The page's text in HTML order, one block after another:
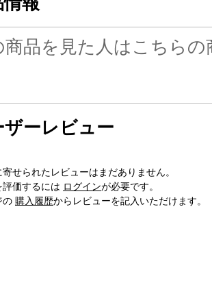
商品を見た人はこちら
ザーレビュー
せられたレビューはまだありません。
評価するには ログインが必要です。
の 購入履歴からレビューを記入いただけます。